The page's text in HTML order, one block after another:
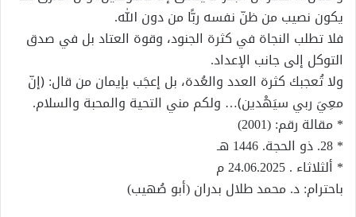
يكون نصيب من ظنّ نفسه ربًّا من دون الله.
فلا تطلب النجاة في كثرة الجنود، وقوة العتاد بل في صدق
التوكل إلى جانب الإعداد.
ولا تُعجبك كثرة العدد والعُدة، بل إعجَب بإيمان من قال: ﴿إنّ
معِيَ ربي سيَهْدين﴾… ولكم مني التحية والمحبة والسلام.
* مقالة رقم: (2001)
* 28. ذو الحجة. 1446 هـ
* ألثلاثاء . 24.06.2025 م
باحترام: د. محمد طلال بدران (أبو صُهيب)